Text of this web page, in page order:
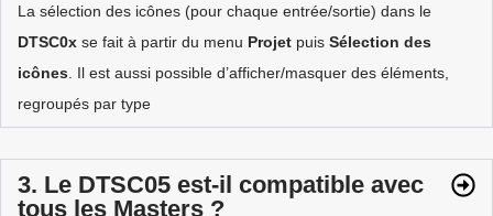
La sélection des icônes (pour chaque entrée/sortie) dans le
DTSC0x se fait à partir du menu Projet puis Sélection des
icônes . Il est aussi possible d’afficher/masquer des éléments,
regroupés par type
3. Le DTSC05 est-il compatible avec
tous les Masters ?